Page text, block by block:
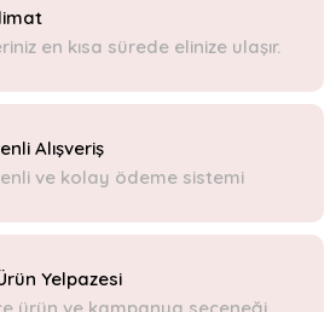
en kısa sürede elinize ulaşır.
Alışveriş
ve kolay ödeme sistemi
Yelpazesi